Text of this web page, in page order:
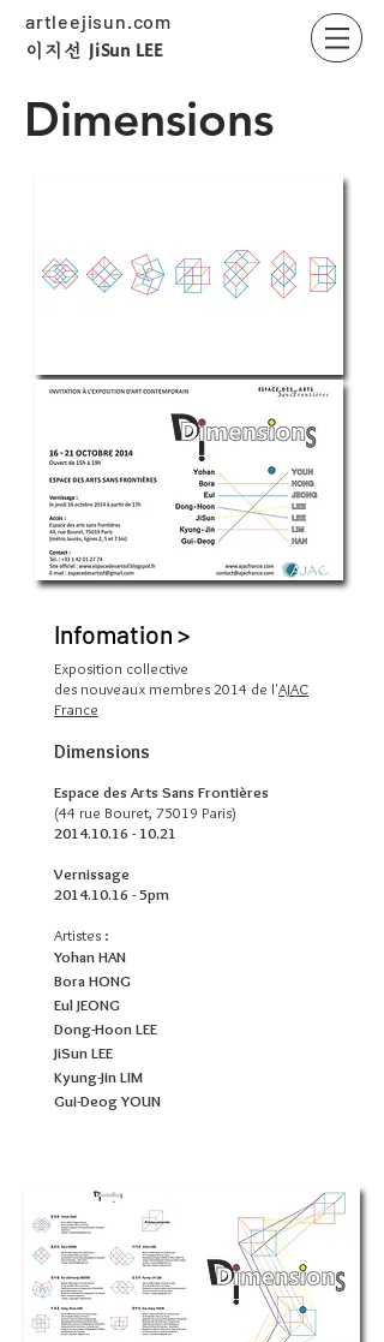
artleejisun.com
​이지선 JiSun LEE
Dimensions
Infomation >
Exposition collective
des nouveaux membres 2014 de l'AJAC
France
Dimensions
Espace des Arts Sans Frontières
(44 rue Bouret, 75019 Paris)
2014.10.16 - 10.21
Vernissage
2014.10.16 - 5pm
Artistes :
Yohan HAN
Bora HONG
Eul JEONG
Dong-Hoon LEE
JiSun LEE
Kyung-Jin LIM
Gui-Deog YOUN